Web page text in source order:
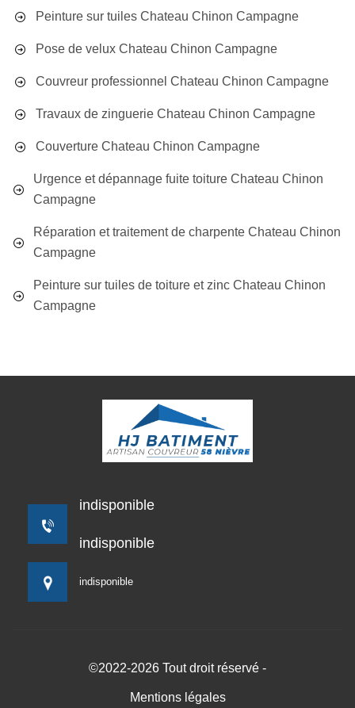
Peinture sur tuiles Chateau Chinon Campagne
Pose de velux Chateau Chinon Campagne
Couvreur professionnel Chateau Chinon Campagne
Travaux de zinguerie Chateau Chinon Campagne
Couverture Chateau Chinon Campagne
Urgence et dépannage fuite toiture Chateau Chinon
Campagne
Réparation et traitement de charpente Chateau Chinon
Campagne
Peinture sur tuiles de toiture et zinc Chateau Chinon
Campagne
indisponible
indisponible
indisponible
©2022-2026 Tout droit réservé -
Mentions légales